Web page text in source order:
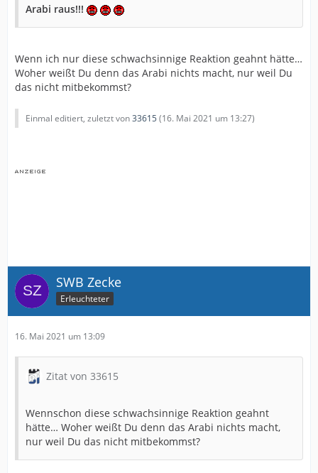
Arabi raus!!!
Wenn ich nur diese schwachsinnige Reaktion geahnt hätte…
Woher weißt Du denn das Arabi nichts macht, nur weil Du
das nicht mitbekommst?
Einmal editiert, zuletzt von33615 (16. Mai 2021 um 13:27)
SWB Zecke
Erleuchteter
16. Mai 2021 um 13:09
Zitat von 33615
Wennschon diese schwachsinnige Reaktion geahnt
hätte… Woher weißt Du denn das Arabi nichts macht,
nur weil Du das nicht mitbekommst?